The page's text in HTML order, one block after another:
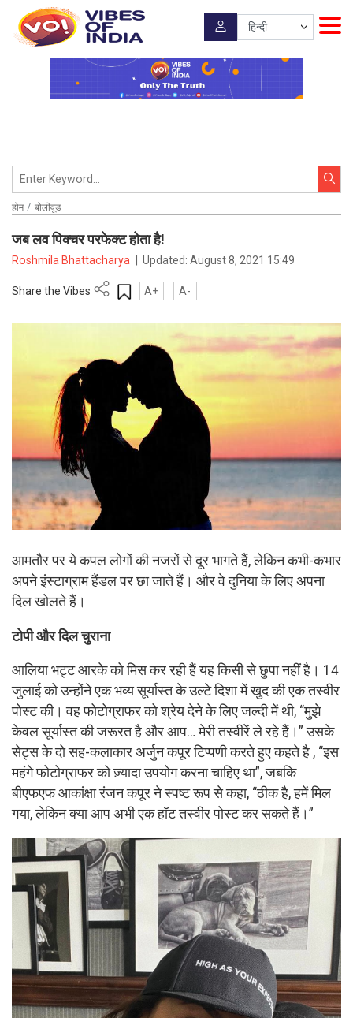
होम बोलीवूड
जब लव पिक्चर परफेक्ट होता है!
Roshmila Bhattacharya Updated:August 8, 2021 15:49
Share the Vibes A+ A-
आमतौर पर ये कपल लोगों की नजरों से दूर भागते हैं, लेकिन कभी-कभार
अपने इंस्टाग्राम हैंडल पर छा जाते हैं। और वे दुनिया के लिए अपना
दिल खोलते हैं।
टोपी और दिल चुराना
आलिया भट्ट आरके को मिस कर रही हैं यह किसी से छुपा नहीं है। 14
जुलाई को उन्होंने एक भव्य सूर्यास्त के उल्टे दिशा में खुद की एक तस्वीर
पोस्ट की। वह फोटोग्राफर को श्रेय देने के लिए जल्दी में थी, “मुझे
केवल सूर्यास्त की जरूरत है और आप… मेरी तस्वीरें ले रहे हैं।” उसके
सेट्स के दो सह-कलाकार अर्जुन कपूर टिप्पणी करते हुए कहते है , “इस
महंगे फोटोग्राफर को ज़्यादा उपयोग करना चाहिए था”, जबकि
बीएफएफ आकांक्षा रंजन कपूर ने स्पष्ट रूप से कहा, “ठीक है, हमें मिल
गया, लेकिन क्या आप अभी एक हॉट तस्वीर पोस्ट कर सकते हैं।”